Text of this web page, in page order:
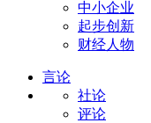
中小企业
起步创新
财经人物
言论
社论
评论